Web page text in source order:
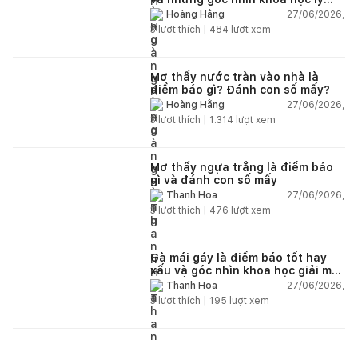
giảiHoàng Hằng
27/06/2026,
3lượt thích | 484 lượt xem
Mơ thấy nước tràn vào nhà là
điềm báo gì? Đánh con số mấy?
Hoàng Hằng
27/06/2026,
3lượt thích | 1.314 lượt xem
Mơ thấy ngựa trắng là điềm báo
gì và đánh con số mấy
Thanh Hoa
27/06/2026,
3lượt thích | 476 lượt xem
Gà mái gáy là điềm báo tốt hay
xấu và góc nhìn khoa học giải mã
chi tiết
Thanh Hoa
27/06/2026,
3lượt thích | 195 lượt xem